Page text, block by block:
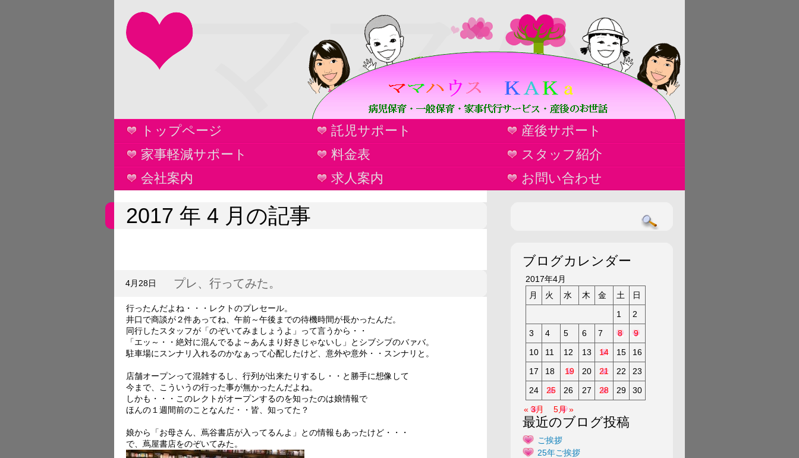
ママハ
ウス
KAKa
トップページ 託児サポート
産後サポート
家事軽減サポート
料金表
スタッフ紹介
会社案内
求人案内 お問い合わせ
2017 年 4 月の記事
プレ、行ってみた。
4月28日
行ったんだよね・・・レクトのプレセール。
井口で商談が２件あってね、午前～午後までの待機時間が長かったんだ。
同行したスタッフが「のぞいてみましょうよ」って言うから・・
「エッ～・・絶対に混んでるよ～あんまり好きじゃないし」とシブシブのバァバ。
駐車場にスンナリ入れるのかなぁって心配したけど、意外や意外・・スンナリと。
店舗オープンって混雑するし、行列が出来たりするし・・と勝手に想像して
今まで、こういうの行った事が無かったんだよね。
しかも・・・このレクトがオープンするのを知ったのは娘情報で
ほんの１週間前のことなんだ・・皆、知ってた？
娘から「お母さん、蔦谷書店が入ってるんよ」との情報もあったけど・・・
で、蔦屋書店をのぞいてみた。
ブログカレンダー
2017年4月
月
火 水 木 金 土
日
1
2
3
4 5 6 7 8
9
10
11 12 13 14 15
16
17
18 19 20 21 22
23
24
25 26 27 28 29
30
« 3月
5月 »
最近のブログ投稿
ご挨拶
25年ご挨拶